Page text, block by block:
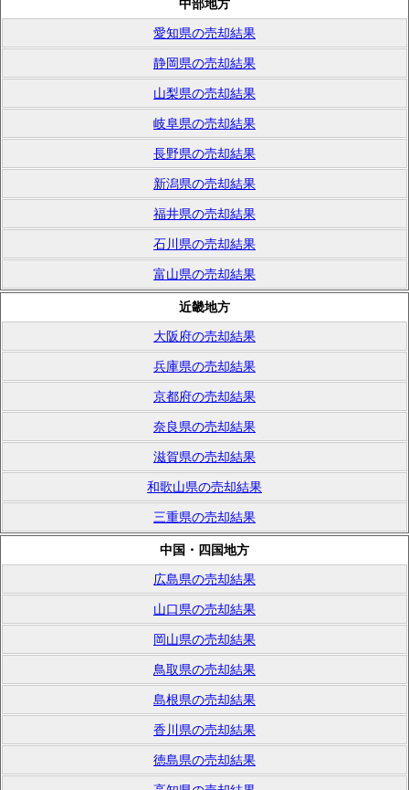
中部地方
愛知県の売却結果
静岡県の売却結果
山梨県の売却結果
岐阜県の売却結果
長野県の売却結果
新潟県の売却結果
福井県の売却結果
石川県の売却結果
富山県の売却結果
近畿地方
大阪府の売却結果
兵庫県の売却結果
京都府の売却結果
奈良県の売却結果
滋賀県の売却結果
和歌山県の売却結果
三重県の売却結果
中国・四国地方
広島県の売却結果
山口県の売却結果
岡山県の売却結果
鳥取県の売却結果
島根県の売却結果
香川県の売却結果
徳島県の売却結果